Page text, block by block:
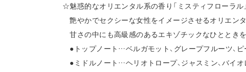
☆魅惑的なオリエンタル系の香り「ミスティフローラル」
艶やかでセクシーな女性をイメージさせるオリエンタ
甘さの中にも高級感のあるエキゾチックなひとときを
●トップノート…ベルガモット、グレープフルーツ、ピ
●ミドルノート…ヘリオトロープ、ジャスミン、バイオ